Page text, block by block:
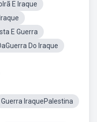
E Iraque
E Guerra
Do Iraque
Guerra IraquePalestina